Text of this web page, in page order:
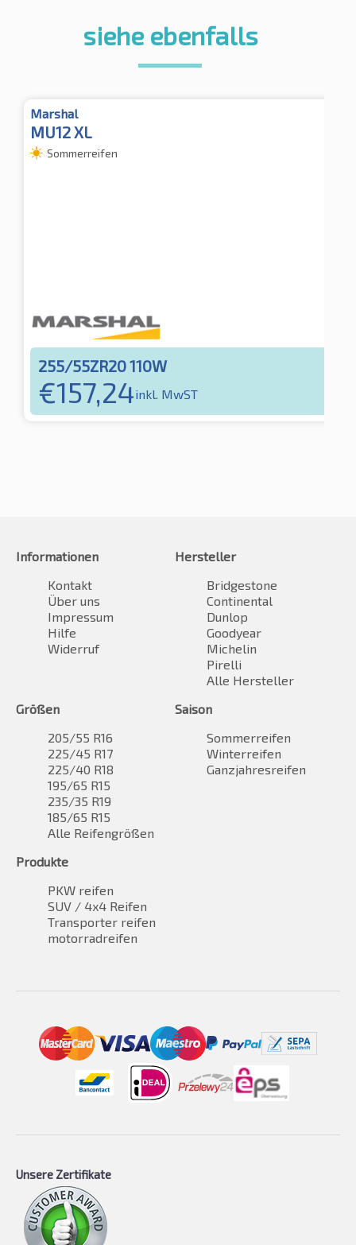
siehe ebenfalls
Marshal
MU12 XL
Sommerreifen
255/55ZR20 110W
€157,24inkl. MwST
Informationen
Kontakt
Über uns
Impressum
Hilfe
Widerruf
Hersteller
Bridgestone
Continental
Dunlop
Goodyear
Michelin
Pirelli
Alle Hersteller
Größen
205/55 R16
225/45 R17
225/40 R18
195/65 R15
235/35 R19
185/65 R15
Alle Reifengrößen
Saison
Sommerreifen
Winterreifen
Ganzjahresreifen
Produkte
PKW reifen
SUV / 4x4 Reifen
Transporter reifen
motorradreifen
Unsere Zertifikate